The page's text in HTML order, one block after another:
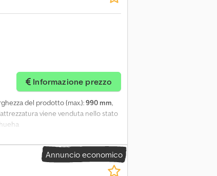
Informazione prezzo
del prodotto (max.):990 mm,
viene venduta nello stato
Annuncio economico